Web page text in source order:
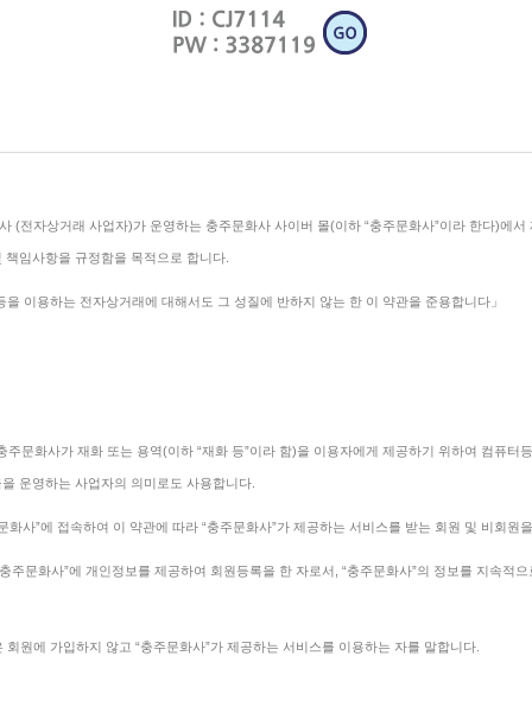
(전자상거래 사업자)가 운영하는 충주문화사 사이버 몰(이하 “충주문화사”이라 한다)에
책임사항을 규정함을 목적으로 합니다.
이용하는 전자상거래에 대해서도 그 성질에 반하지 않는 한 이 약관을 준용합니다」
주문화사가 재화 또는 용역(이하 “재화 등”이라 함)을 이용자에게 제공하기 위하여 컴퓨
운영하는 사업자의 의미로도 사용합니다.
화사”에 접속하여 이 약관에 따라 “충주문화사”가 제공하는 서비스를 받는 회원 및 비회원
주문화사”에 개인정보를 제공하여 회원등록을 한 자로서, “충주문화사”의 정보를 지속
회원에 가입하지 않고 “충주문화사”가 제공하는 서비스를 이용하는 자를 말합니다.